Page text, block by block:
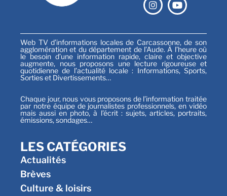
Web TV d’informations locales de Carcassonne, de son
agglomération et du département de l’Aude. À l’heure où
le besoin d’une information rapide, claire et objective
augmente, nous proposons une lecture rigoureuse et
quotidienne de l’actualité locale : Informations, Sports,
Sorties et Divertissements…
Chaque jour, nous vous proposons de l’information traitée
par notre équipe de journalistes professionnels, en vidéo
mais aussi en photo, à l’écrit : sujets, articles, portraits,
émissions, sondages…
LES CATÉGORIES
Actualités
Brèves
Culture & loisirs